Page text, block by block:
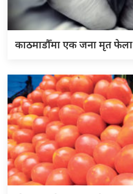
काठमाडौँमा एक जना मृत फेला